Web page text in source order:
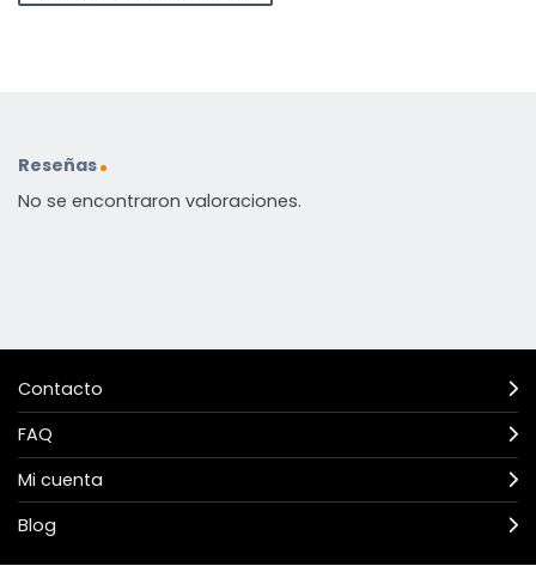
Reseñas
No se encontraron valoraciones.
Contacto
FAQ
Mi cuenta
Blog